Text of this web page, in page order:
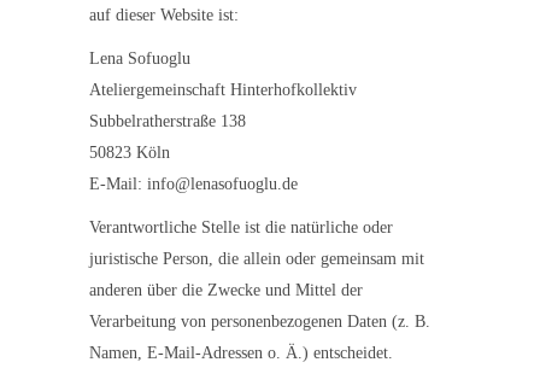
auf dieser Website ist:
Lena Sofuoglu
Ateliergemeinschaft Hinterhofkollektiv
Subbelratherstraße 138
50823 Köln
E-Mail: info@lenasofuoglu.de
Verantwortliche Stelle ist die natürliche oder
juristische Person, die allein oder gemeinsam mit
anderen über die Zwecke und Mittel der
Verarbeitung von personenbezogenen Daten (z. B.
Namen, E-Mail-Adressen o. Ä.) entscheidet.